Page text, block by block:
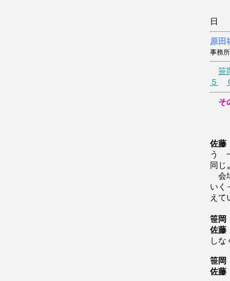
原田
事務
笹
５
そ
佐藤
う
同
会
い
え
笹岡
佐藤
しな
笹岡
佐藤